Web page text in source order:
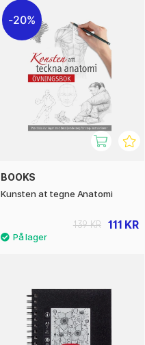
20%
BOOKS
Kunsten at tegne Anatomi
111 KR
139 KR